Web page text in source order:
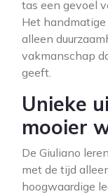
tas een gevoel
Het
alleen
vakmanschap
geeft.
Unieke
mooier
De Giuliano
met de tijd
hoogwaardige